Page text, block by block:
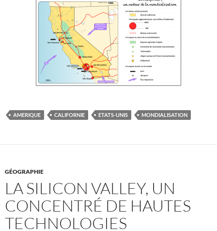
AMERIQUE CALIFORNIE ETATS-UNIS MONDIALISATION
GÉOGRAPHIE
LA SILICON VALLEY, UN
CONCENTRÉ DE HAUTES
TECHNOLOGIES